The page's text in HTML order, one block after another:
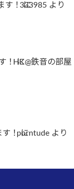
す！に
333985より
！ に
HK@鉄音の部屋
す！に
porntude より